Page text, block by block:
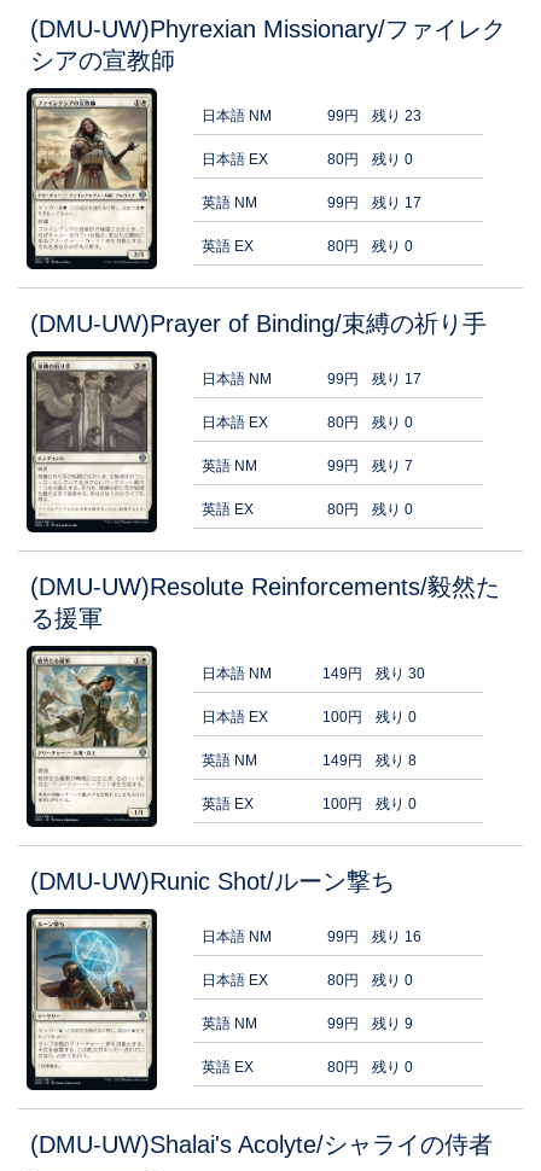
(DMU-UW)Phyrexian Missionary/ファイレク
シアの宣教師
日本語 NM 99円 残り 23
日本語 EX 80円 残り 0
英語 NM 99円 残り 17
英語 EX 80円 残り 0
(DMU-UW)Prayer of Binding/束縛の祈り手
日本語 NM 99円 残り 17
日本語 EX 80円 残り 0
英語 NM 99円 残り 7
英語 EX 80円 残り 0
(DMU-UW)Resolute Reinforcements/毅然た
る援軍
日本語 NM 149円 残り 30
日本語 EX 100円 残り 0
英語 NM 149円 残り 8
英語 EX 100円 残り 0
(DMU-UW)Runic Shot/ルーン撃ち
日本語 NM 99円 残り 16
日本語 EX 80円 残り 0
英語 NM 99円 残り 9
英語 EX 80円 残り 0
(DMU-UW)Shalai's Acolyte/シャライの侍者